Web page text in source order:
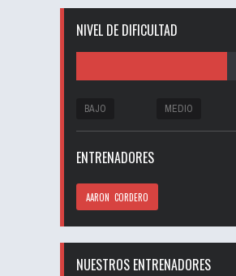
NIVEL DE DIFICULTAD
BAJO MEDIO
ENTRENADORES
AARON CORDERO
NUESTROS ENTRENADORES